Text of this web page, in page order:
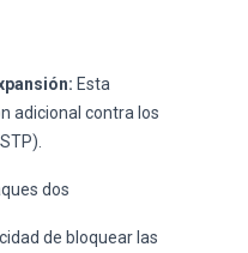
Esta
adicional contra los
dos
de bloquear las